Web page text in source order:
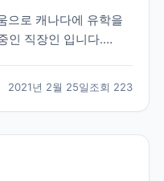
으로 캐나다에 유학을
인 직장인 입니다.
가 어디에 있는지도
유학원들 중에서 브레
2021년 2월 25일조회 223